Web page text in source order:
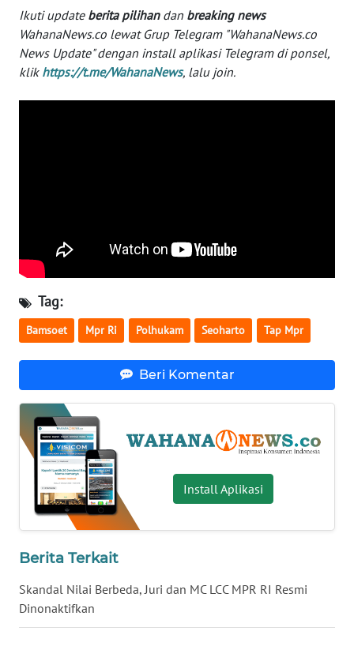
Ikuti update berita pilihandan breaking news
WahanaNews.co lewat Grup Telegram "WahanaNews.co
News Update" dengan install aplikasi Telegram di ponsel,
klik https://t.me/WahanaNews, lalu join.
Tag:
Bamsoet Mpr Ri Polhukam Seoharto Tap Mpr
Beri Komentar
Install Aplikasi
Berita Terkait
Skandal Nilai Berbeda, Juri dan MC LCC MPR RI Resmi
Dinonaktifkan
WN
NTT
WN
KEPRI
WN
RIAU
WN
SERAMBI
JAMBI
WN
SULTRA
WN
NTB
WN
WN
SULBAR